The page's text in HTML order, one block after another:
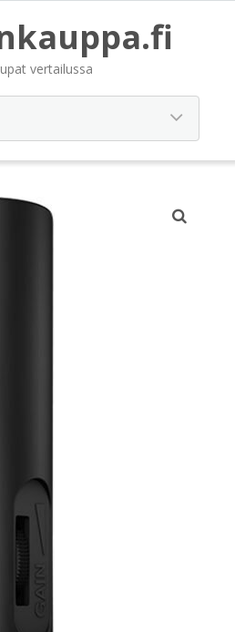
vertailussa